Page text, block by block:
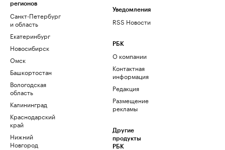
регионов
Санкт-Петербург
и область
Екатеринбург
Новосибирск
Омск
Башкортостан
Вологодская
область
Калининград
Краснодарский
край
Нижний
Новгород
Уведомления
RSS Новости
РБК
О компании
Контактная
информация
Редакция
Размещение
рекламы
Другие
продукты
РБК